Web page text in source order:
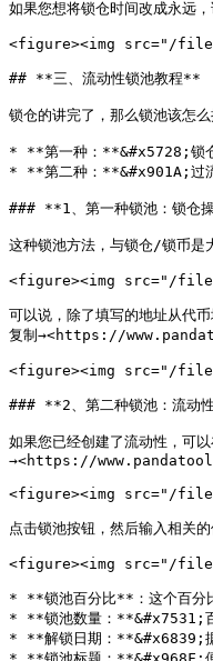
如果您想将锁仓时间改成永远
<figure><img src="/
## **三、流动性锁池教程**
锁仓的讲完了，那么锁池该怎
* **第一种：**&#x5728;锁仓
* **第二种：**&#x901A;过
### **1、第一种锁池：锁仓
这种锁池方法，与锁仓/锁币是
<figure><img src="/
可以说，除了填写的地址从
复制→<https://
<figure><img src="/
### **2、第二种锁池：流动
如果您已经创建了流动性，
→<https://
<figure><img src="/
点击锁池按钮，然后输入相关的
<figure><img src="/
* **锁池百分比**：这个百分
* **锁池数量：**&#x7531;百
* **解锁日期：**&#x6839;据